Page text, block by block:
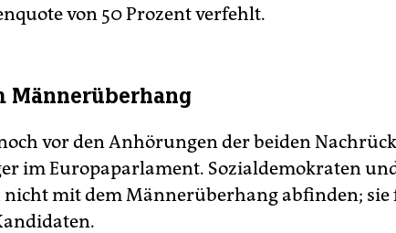
von 50 Prozent verfehlt.
Männerüberhang
vor den Anhörungen der beiden
im Europaparlament. Sozialdemokraten
nicht mit dem Männerüberhang abfinden;